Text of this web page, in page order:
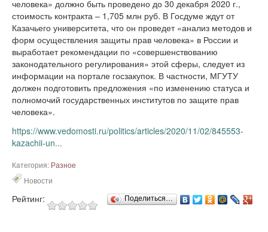
человека» должно быть проведено до 30 декабря 2020 г.,
стоимость контракта – 1,705 млн руб. В Госдуме ждут от
Казачьего университета, что он проведет «анализ методов и
форм осуществления защиты прав человека» в России и
выработает рекомендации по «совершенствованию
законодательного регулирования» этой сферы, следует из
информации на портале госзакупок. В частности, МГУТУ
должен подготовить предложения «по изменению статуса и
полномочий государственных институтов по защите прав
человека».
https://www.vedomosti.ru/politics/articles/2020/11/02/845553-
kazachii-un...
Категория: Разное
Новости
Рейтинг: Поделиться…